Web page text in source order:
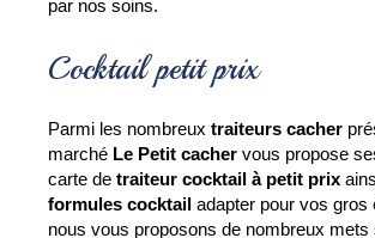
par nos soins.
Cocktail petit prix
Parmi les nombreux traiteurs cacher
marché Le Petit cacher vous propose
carte de traiteur cocktail à petit prix
formules cocktail adapter pour vos gros
nous vous proposons de nombreux mets